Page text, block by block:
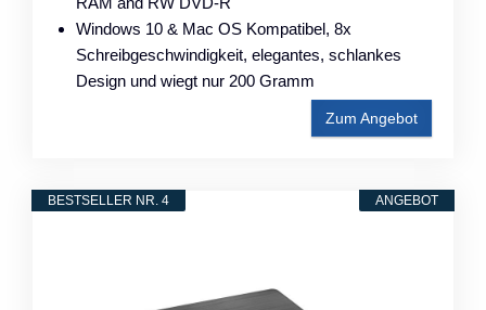
Windows 10 & Mac OS Kompatibel, 8x
Schreibgeschwindigkeit, elegantes, schlankes
Design und wiegt nur 200 Gramm
Zum Angebot
ANGEBOT
BESTSELLER NR. 4